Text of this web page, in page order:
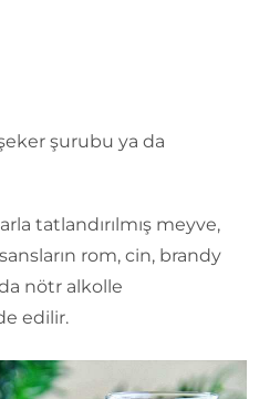
şurubu ya da
tatlandırılmış meyve,
rom, cin, brandy
nötr alkolle
edilir.